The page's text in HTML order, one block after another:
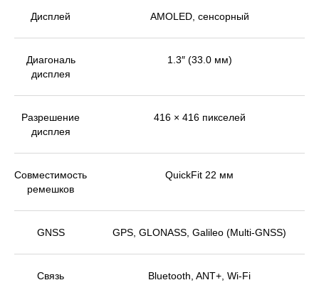
Дисплей AMOLED, сенсорный
Диагональ
дисплея
1.3″ (33.0 мм)
Разрешение
дисплея
416 × 416 пикселей
Совместимость
ремешков
QuickFit 22 мм
GNSS GPS, GLONASS, Galileo (Multi-GNSS)
Связь Bluetooth, ANT+, Wi-Fi